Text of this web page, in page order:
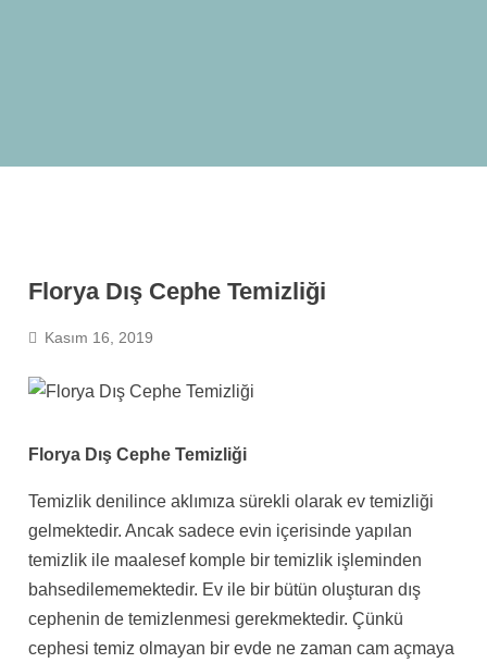
Florya Dış Cephe Temizliği
Kasım 16, 2019
Florya Dış Cephe Temizliği
Temizlik denilince aklımıza sürekli olarak ev temizliği
gelmektedir. Ancak sadece evin içerisinde yapılan
temizlik ile maalesef komple bir temizlik işleminden
bahsedilememektedir. Ev ile bir bütün oluşturan dış
cephenin de temizlenmesi gerekmektedir. Çünkü
cephesi temiz olmayan bir evde ne zaman cam açmaya